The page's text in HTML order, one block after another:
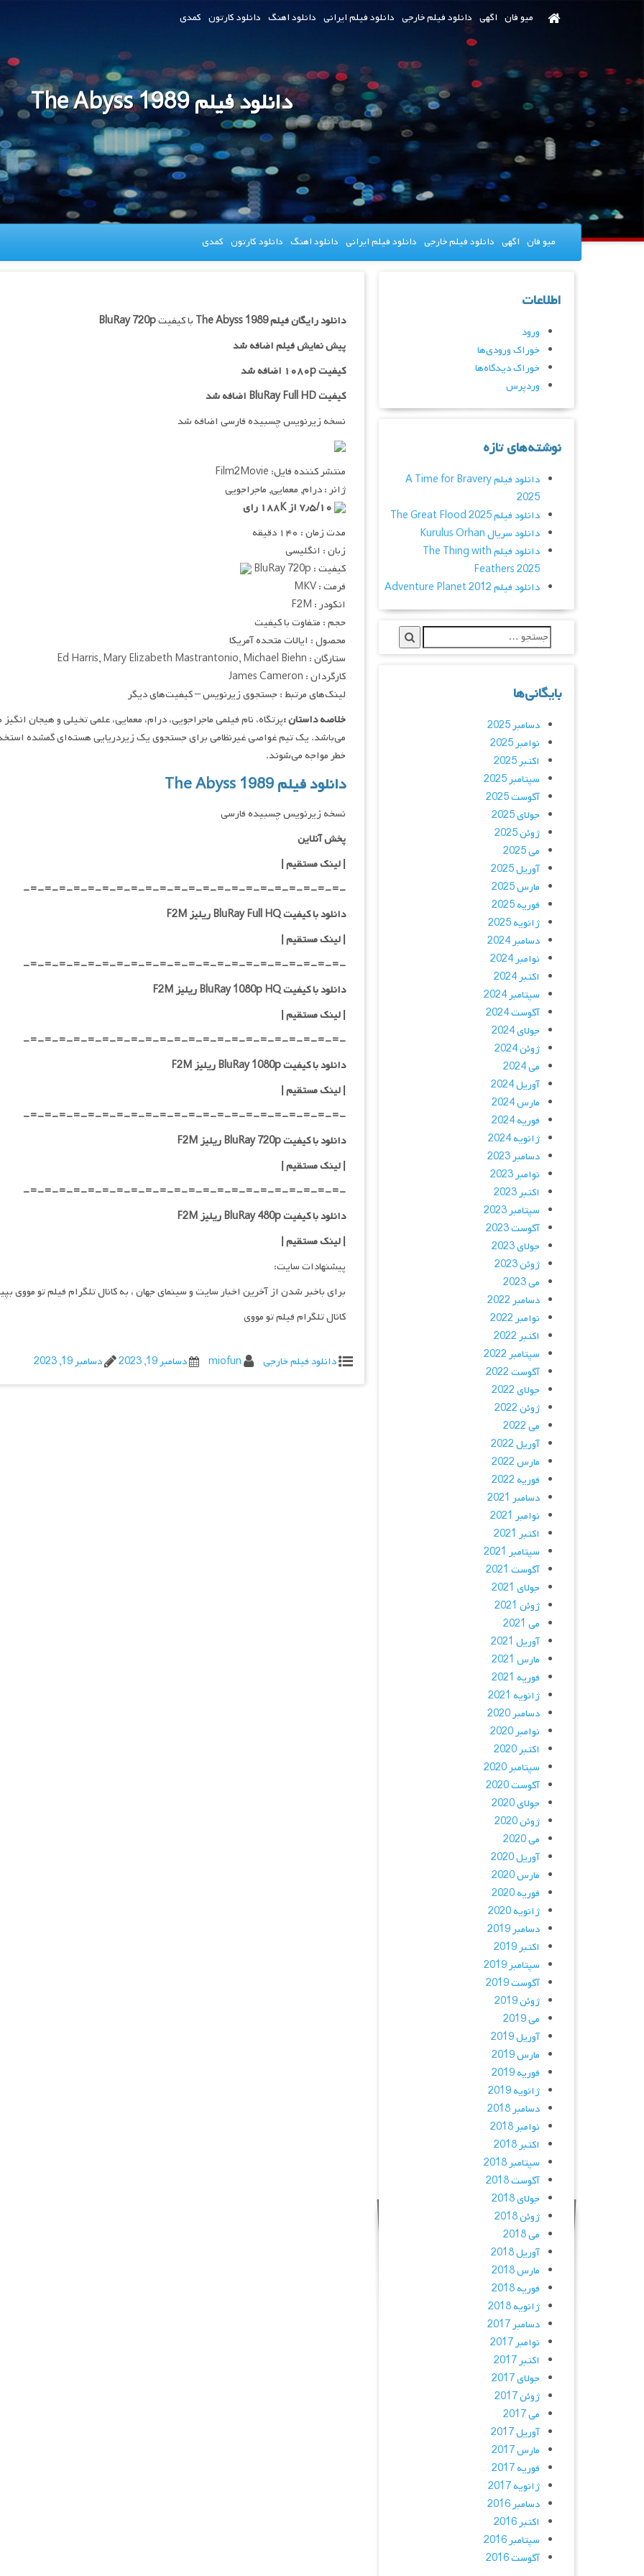
میو فان اگهی دانلود فیلم خارجی دانلود فیلم ایرانی دانلود اهنگ دانلود کارتون کمدی
دانلود فیلم The Abyss 1989
میو فان اگهی دانلود فیلم خارجی دانلود فیلم ایرانی دانلود اهنگ دانلود کارتون کمدی
دانلود رایگان فیلمThe Abyss 1989 با کیفیتBluRay 720p
پیش نمایش فیلم اضافه شد
کیفیت ۱۰۸۰p اضافه شد
کیفیت BluRay Full HD اضافه شد
نسخه زیرنویس چسبیده فارسی اضافه شد
منتشر کننده فایل: Film2Movie
ژانر : درام, معمایی, ماجراجویی
مدت زمان : ۱۴۰ دقیقه
زبان : انگلیسی
کیفیت : BluRay 720p
فرمت : MKV
انکودر : F2M
حجم : متفاوت با کیفیت
محصول : ایالات متحده آمریکا
ستارگان : Ed Harris, Mary Elizabeth Mastrantonio, Michael Biehn
کارگردان : James Cameron
لینک‌های مرتبط : جستجوی زیرنویس – کیفیت‌های دیگر
خلاصه داستان :
می‌باشد. یک تیم غواصی غیرنظامی برای جستجوی یک زیردریایی هسته‌ای گمشده
خطر مواجه می‌شوند.
دانلود فیلم The Abyss 1989
نسخه زیرنویس چسبیده فارسی
پخش آنلاین
| لینک مستقیم|
-=-=-=-=-=-=-=-=-=-=-=-=-=-=-=-=-=-=-=-=-=-=-
دانلود با کیفیت BluRay Full HQ ریلیز F2M
|لینک مستقیم|
-=-=-=-=-=-=-=-=-=-=-=-=-=-=-=-=-=-=-=-=-=-=-
دانلود با کیفیت BluRay 1080p HQ ریلیز F2M
|لینک مستقیم|
-=-=-=-=-=-=-=-=-=-=-=-=-=-=-=-=-=-=-=-=-=-=-
دانلود با کیفیت BluRay 1080p ریلیز F2M
|لینک مستقیم|
-=-=-=-=-=-=-=-=-=-=-=-=-=-=-=-=-=-=-=-=-=-=-
دانلود با کیفیت BluRay 720p ریلیز F2M
| لینک مستقیم|
-=-=-=-=-=-=-=-=-=-=-=-=-=-=-=-=-=-=-=-=-=-=-
دانلود با کیفیت BluRay 480p ریلیز F2M
| لینک مستقیم|
پیشنهادات سایت:
برای باخبر شدن از آخرین اخبار سایت و سینمای جهان ، به کانال تلگرام فیلم تو مووی
کانال تلگرام فیلم تو مووی
دانلود فیلم خارجی miofun دسامبر 19, 2023 دسامبر 19, 2023
اطلاعات
ورود
خوراک ورودی‌ها
خوراک دیدگاه‌ها
وردپرس
نوشته‌های تازه
دانلود فیلم A Time for Bravery
2025
دانلود فیلم The Great Flood 2025
دانلود سریال Kurulus Orhan
دانلود فیلم The Thing with
Feathers 2025
دانلود فیلم Adventure Planet 2012
بایگانی‌ها
دسامبر 2025
نوامبر 2025
اکتبر 2025
سپتامبر 2025
آگوست 2025
جولای 2025
ژوئن 2025
می 2025
آوریل 2025
مارس 2025
فوریه 2025
ژانویه 2025
دسامبر 2024
نوامبر 2024
اکتبر 2024
سپتامبر 2024
آگوست 2024
جولای 2024
ژوئن 2024
می 2024
آوریل 2024
مارس 2024
فوریه 2024
ژانویه 2024
دسامبر 2023
نوامبر 2023
اکتبر 2023
سپتامبر 2023
آگوست 2023
جولای 2023
ژوئن 2023
می 2023
دسامبر 2022
نوامبر 2022
اکتبر 2022
سپتامبر 2022
آگوست 2022
جولای 2022
ژوئن 2022
می 2022
آوریل 2022
مارس 2022
فوریه 2022
دسامبر 2021
نوامبر 2021
اکتبر 2021
سپتامبر 2021
آگوست 2021
جولای 2021
ژوئن 2021
می 2021
آوریل 2021
مارس 2021
فوریه 2021
ژانویه 2021
دسامبر 2020
نوامبر 2020
اکتبر 2020
سپتامبر 2020
آگوست 2020
جولای 2020
ژوئن 2020
می 2020
آوریل 2020
مارس 2020
فوریه 2020
ژانویه 2020
دسامبر 2019
اکتبر 2019
سپتامبر 2019
آگوست 2019
ژوئن 2019
می 2019
آوریل 2019
مارس 2019
فوریه 2019
ژانویه 2019
دسامبر 2018
نوامبر 2018
اکتبر 2018
سپتامبر 2018
آگوست 2018
جولای 2018
ژوئن 2018
می 2018
آوریل 2018
مارس 2018
فوریه 2018
ژانویه 2018
دسامبر 2017
نوامبر 2017
اکتبر 2017
جولای 2017
ژوئن 2017
می 2017
آوریل 2017
مارس 2017
فوریه 2017
ژانویه 2017
دسامبر 2016
اکتبر 2016
سپتامبر 2016
آگوست 2016